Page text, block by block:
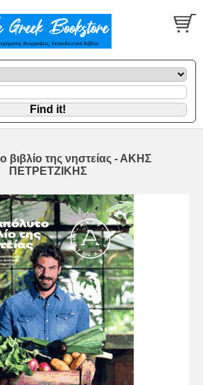
βιβλίο της νηστείας - ΑΚΗΣ
ΠΕΤΡΕΤΖΙΚΗΣ